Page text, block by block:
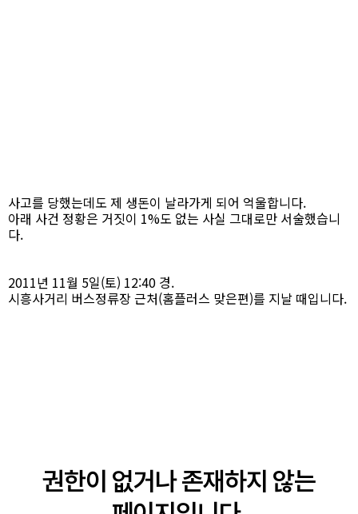
사고를 당했는데도 제 생돈이 날라가게 되어 억울합니다.
아래 사건 정황은 거짓이 1%도 없는 사실 그대로만 서술했습니
다.
2011년 11월 5일(토) 12:40 경.
시흥사거리 버스정류장 근처(홈플러스 맞은편)를 지날 때입니다.